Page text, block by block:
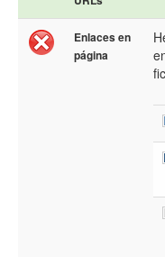
Enlaces en
página